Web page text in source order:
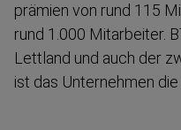
prämien von rund 115
rund 1.000 Mitarbeiter.
Lettland und auch der
ist das Unternehmen